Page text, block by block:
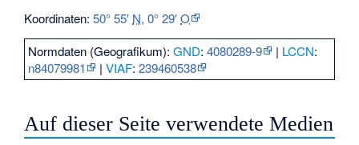
Koordinaten:50° 55′ N,0° 29′O
Normdaten (Geografikum):GND:4080289-9 | LCCN:
n84079981
|VIAF:239460538
Auf dieser Seite verwendete Medien